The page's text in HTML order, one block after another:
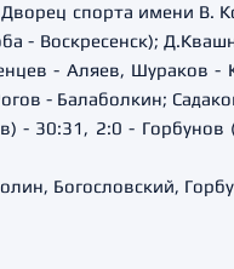
спорта имени В.
- Воскресенск);
- Аляев, Шураков -
- Балаболкин;
- 30:31, 2:0 -
Богословский,